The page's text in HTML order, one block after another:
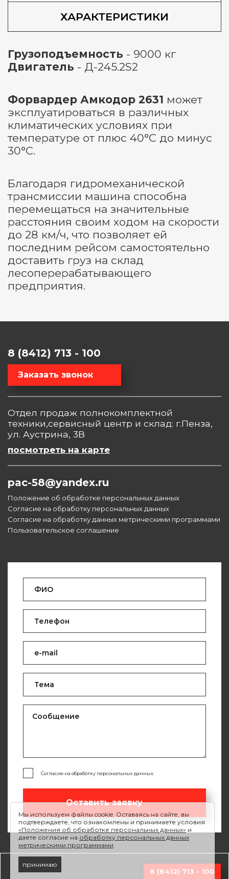
ХАРАКТЕРИСТИКИ
Грузоподъемность - 9000 кг
Двигатель - Д-245.2S2
Форвардер Амкодор 2631 может
эксплуатироваться в различных
климатических условиях при
температуре от плюс 40°С до минус
30°С.
Благодаря гидромеханической
трансмиссии машина способна
перемещаться на значительные
расстояния своим ходом на скорости
до 28 км/ч, что позволяет ей
последним рейсом самостоятельно
доставить груз на склад
лесоперерабатывающего
предприятия.
8 (8412) 713 - 100
Заказать звонок
Отдел продаж полнокомплектной
техники,сервисный центр и склад: г.Пенза,
ул. Аустрина, 3В
посмотреть на карте
pac-58@yandex.ru
Положение об обработке персональных данных
Согласие на обработку персональных данных
Согласие на обработку данных метрическими программами
Пользовательское соглашение
Согласие на обработку персональных данных.
Оставить заявку
8 (8412) 713 - 100
Мы используем файлы cookie. Оставаясь на сайте, вы
подтверждаете, что ознакомлены и принимаете условия
«Положения об обработке персональных данных» и
даете согласие на обработку персональных данных
метрическими программами.
принимаю